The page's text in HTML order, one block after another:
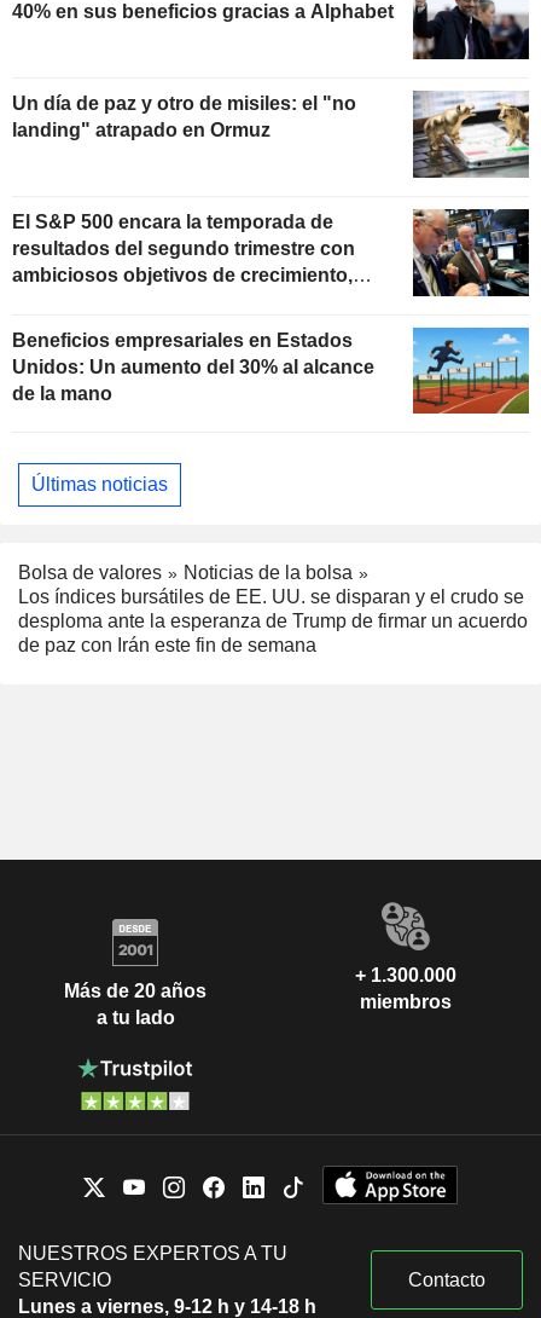
40% en sus beneficios gracias a Alphabet
Un día de paz y otro de misiles: el "no
landing" atrapado en Ormuz
El S&P 500 encara la temporada de
resultados del segundo trimestre con
ambiciosos objetivos de crecimiento,
Beneficios empresariales en Estados
Unidos: Un aumento del 30% al alcance
de la mano
Últimas noticias
Bolsa de valores
Noticias de la bolsa
Los índices bursátiles de EE. UU. se disparan y el crudo se
desploma ante la esperanza de Trump de firmar un acuerdo
de paz con Irán este fin de semana
Más de 20 años
a tu lado
+ 1.300.000
miembros
NUESTROS EXPERTOS A TU
SERVICIO
Lunes a viernes, 9-12 h y 14-18 h
Contacto